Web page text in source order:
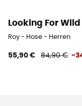
Looking For Wild
Roy - Hose - Herren
55,90 € 84,90 € -